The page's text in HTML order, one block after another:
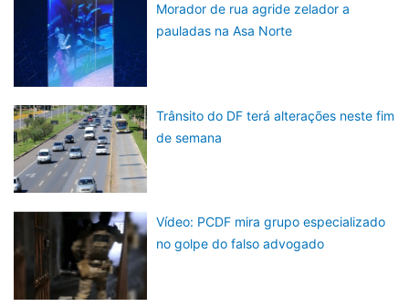
Morador de rua agride zelador a
pauladas na Asa Norte
Trânsito do DF terá alterações neste fim
de semana
Vídeo: PCDF mira grupo especializado
no golpe do falso advogado